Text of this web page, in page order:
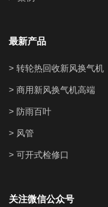
最新产品
> 转轮热回收新风换气机
> 商用新风换气机高端
> 防雨百叶
> 风管
> 可开式检修口
关注微信公众号